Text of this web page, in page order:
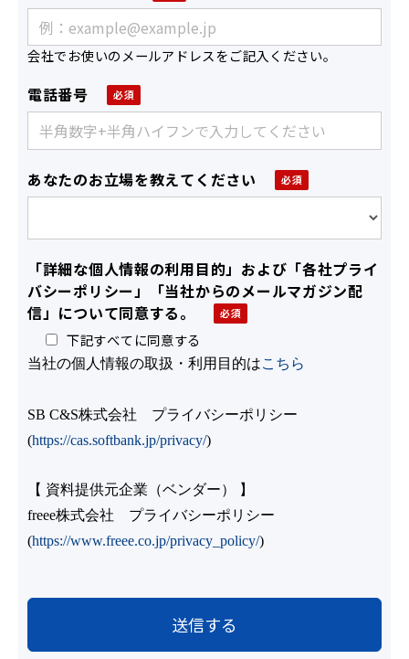
会社でお使いのメールアドレスをご記入ください。
電話番号
あなたのお立場を教えてください
「詳細な個人情報の利用目的」および「各社プライ
バシーポリシー」「当社からのメールマガジン配
信」について同意する。
下記すべてに同意する
当社の個人情報の取扱・利用目的はこちら
SB C&S株式会社 プライバシーポリシー
(https://cas.softbank.jp/privacy/)
【 資料提供元企業（ベンダー） 】
freee株式会社 プライバシーポリシー
(https://www.freee.co.jp/privacy_policy/)